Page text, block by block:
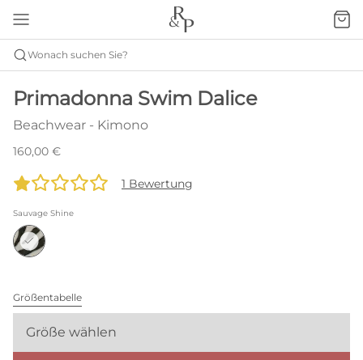
Wonach suchen Sie?
Primadonna Swim Dalice
Beachwear - Kimono
160,00 €
1 Bewertung
Sauvage Shine
Größentabelle
Größe wählen